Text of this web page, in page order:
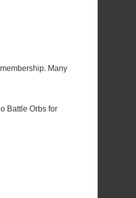
Many
Battle Orbs for